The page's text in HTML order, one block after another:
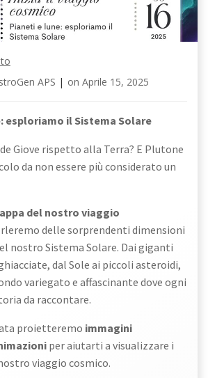
APS | on Aprile 15, 2025
esploriamo il Sistema Solare
Giove rispetto alla Terra? E Plutone
da non essere più considerato un
del nostro viaggio
delle sorprendenti dimensioni
nostro Sistema Solare. Dai giganti
dal Sole ai piccoli asteroidi,
variegato e affascinante dove ogni
da raccontare.
proietteremo immagini
per aiutarti a visualizzare i
viaggio cosmico.